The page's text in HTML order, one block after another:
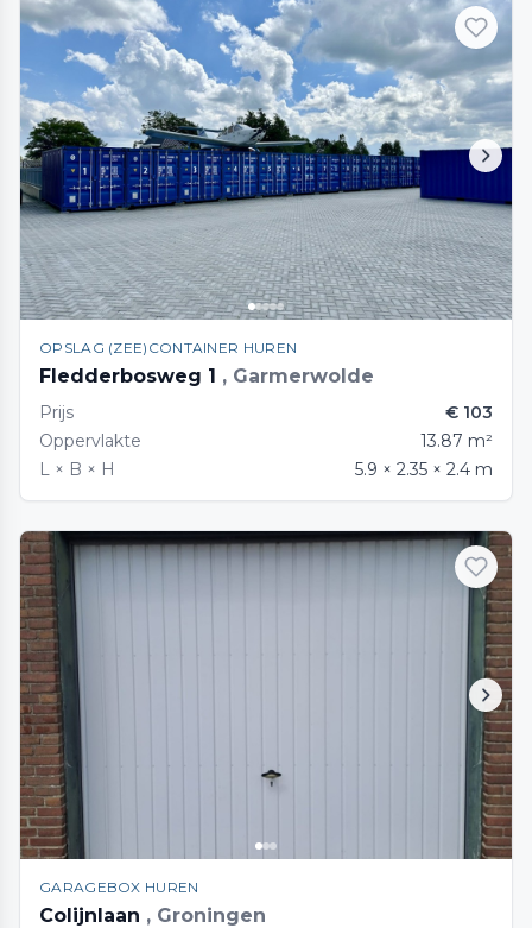
OPSLAG (ZEE)CONTAINER HUREN
Fledderbosweg 1 , Garmerwolde
Prijs
€ 103
Oppervlakte
13.87 m²
L × B × H
5.9 × 2.35 × 2.4 m
GARAGEBOX HUREN
Colijnlaan , Groningen